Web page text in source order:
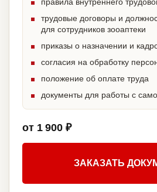
трудовые договоры и
для сотрудников зооаптеки
приказы о назначении и
согласия на обработку
положение об оплате труда
документы для работы с
от 1 900 ₽
ЗАКАЗАТЬ